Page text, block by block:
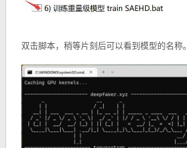
双击脚本，稍等片刻后可以看到模型的名称。